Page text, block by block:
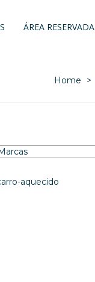
ÁREA RESERVADA
Home